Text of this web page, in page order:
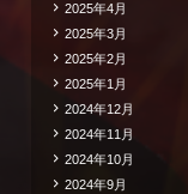
2025年4月
2025年3月
2025年2月
2025年1月
2024年12月
2024年11月
2024年10月
2024年9月